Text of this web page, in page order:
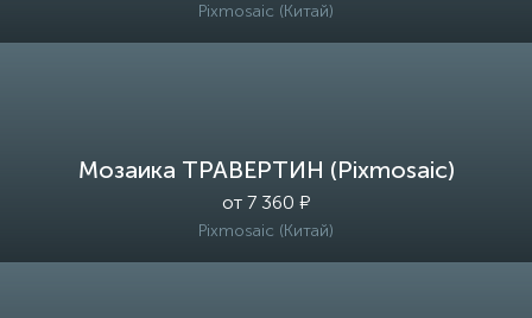
Pixmosaic (Китай)
Мозаика ТРАВЕРТИН (Pixmosaic)
от 7 360 ₽
Pixmosaic (Китай)